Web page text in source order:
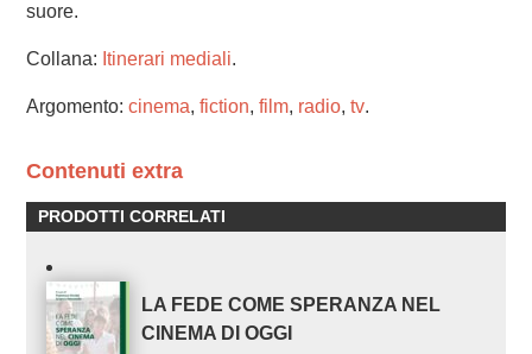
suore.
Collana: Itinerari mediali.
Argomento: cinema, fiction, film, radio, tv.
Contenuti extra
PRODOTTI CORRELATI
LA FEDE COME SPERANZA NEL
CINEMA DI OGGI